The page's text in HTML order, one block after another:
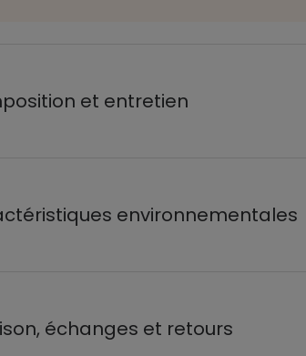
et entretien
environnementales
échanges et retours